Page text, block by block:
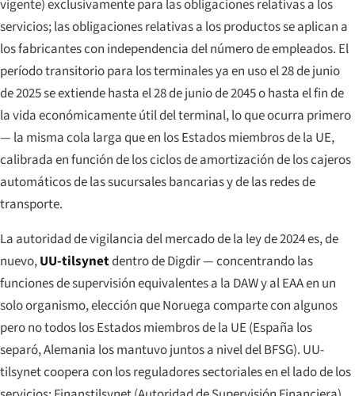
vigente) exclusivamente para las obligaciones relativas a los
servicios; las obligaciones relativas a los productos se aplican a
los fabricantes con independencia del número de empleados. El
período transitorio para los terminales ya en uso el 28 de junio
de 2025 se extiende hasta el 28 de junio de 2045 o hasta el fin de
la vida económicamente útil del terminal, lo que ocurra primero
— la misma cola larga que en los Estados miembros de la UE,
calibrada en función de los ciclos de amortización de los cajeros
automáticos de las sucursales bancarias y de las redes de
transporte.
La autoridad de vigilancia del mercado de la ley de 2024 es, de
nuevo,UU-tilsynetdentro de Digdir — concentrando las
funciones de supervisión equivalentes a la DAW y al EAA en un
solo organismo, elección que Noruega comparte con algunos
pero no todos los Estados miembros de la UE (España los
separó, Alemania los mantuvo juntos a nivel del BFSG). UU-
tilsynet coopera con los reguladores sectoriales en el lado de los